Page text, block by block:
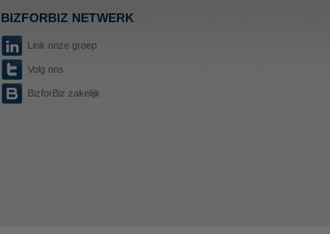
BIZFORBIZ NETWERK
Link onze groep
Volg ons
BizforBiz zakelijk